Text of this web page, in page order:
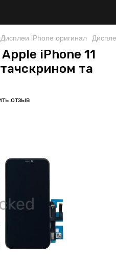
Дисплеи iPhone оригинал
iPhone 11
тачскрином та
отзыв